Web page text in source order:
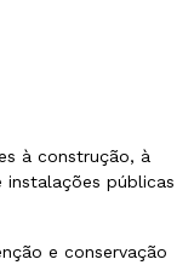
à construção, à
instalações públicas
e conservação